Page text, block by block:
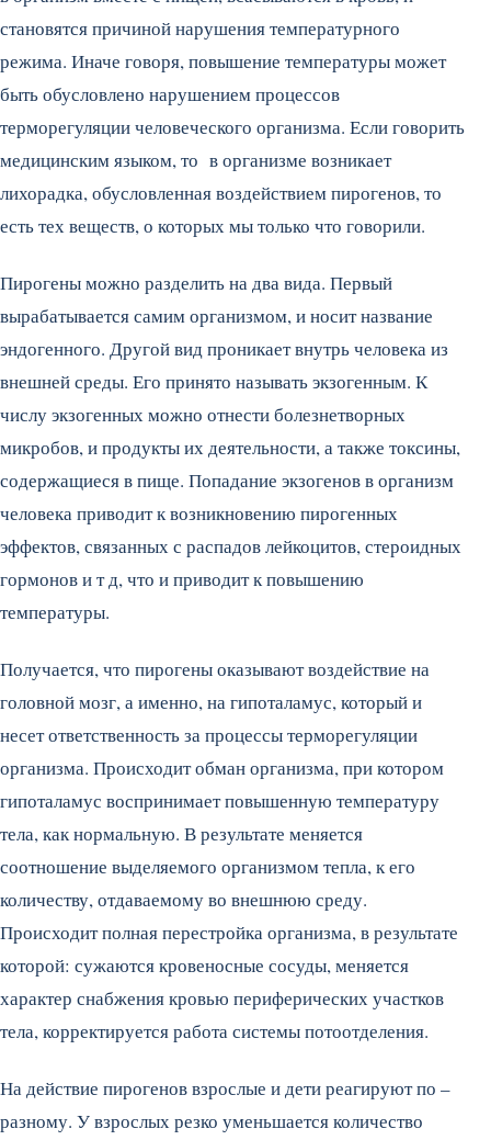
становятся причиной нарушения температурного
режима. Иначе говоря, повышение температуры может
быть обусловлено нарушением процессов
терморегуляции человеческого организма. Если говорить
медицинским языком, то в организме возникает
лихорадка, обусловленная воздействием пирогенов, то
есть тех веществ, о которых мы только что говорили.
Пирогены можно разделить на два вида. Первый
вырабатывается самим организмом, и носит название
эндогенного. Другой вид проникает внутрь человека из
внешней среды. Его принято называть экзогенным. К
числу экзогенных можно отнести болезнетворных
микробов, и продукты их деятельности, а также токсины,
содержащиеся в пище. Попадание экзогенов в организм
человека приводит к возникновению пирогенных
эффектов, связанных с распадов лейкоцитов, стероидных
гормонов и т д, что и приводит к повышению
температуры.
Получается, что пирогены оказывают воздействие на
головной мозг, а именно, на гипоталамус, который и
несет ответственность за процессы терморегуляции
организма. Происходит обман организма, при котором
гипоталамус воспринимает повышенную температуру
тела, как нормальную. В результате меняется
соотношение выделяемого организмом тепла, к его
количеству, отдаваемому во внешнюю среду.
Происходит полная перестройка организма, в результате
которой: сужаются кровеносные сосуды, меняется
характер снабжения кровью периферических участков
тела, корректируется работа системы потоотделения.
На действие пирогенов взрослые и дети реагируют по –
разному. У взрослых резко уменьшается количество